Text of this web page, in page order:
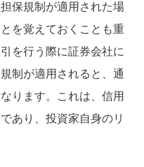
保規制が適用された場
を覚えておくことも重
を行う際に証券会社に
制が適用されると、通
ります。これは、信用
あり、投資家自身のリ